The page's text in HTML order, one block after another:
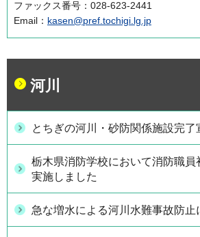
ファックス番号：028-623-2441
Email： kasen@pref.tochigi.lg.jp
河川
とちぎの河川・砂防関係施設完了
栃木県消防学校において消防職員
実施しました
急な増水による河川水難事故防止